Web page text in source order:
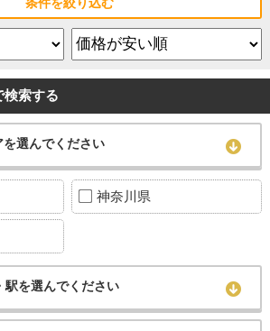
検索する
選んでください
神奈川県
駅を選んでください